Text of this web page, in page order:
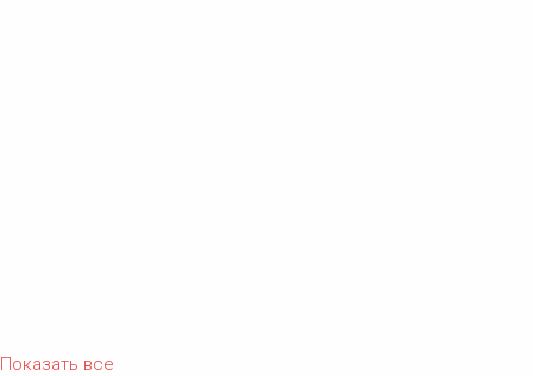
Показать все